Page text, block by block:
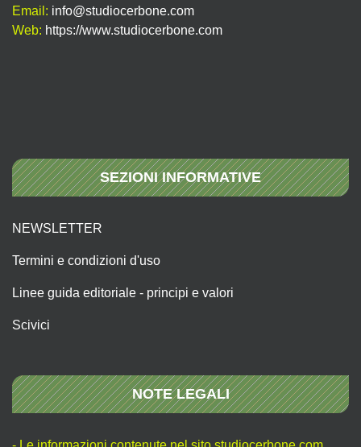
Email: info@studiocerbone.com
Web: https://www.studiocerbone.com
SEZIONI INFORMATIVE
NEWSLETTER
Termini e condizioni d'uso
Linee guida editoriale - principi e valori
Scivici
NOTE LEGALI